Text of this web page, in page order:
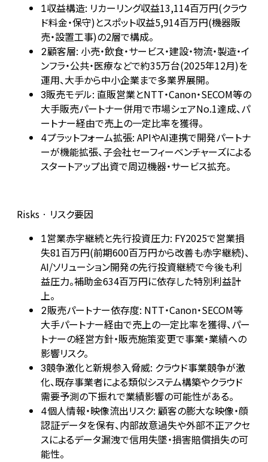
1収益構造: リカーリング収益13,114百万円(クラウ
ド料金・保守)とスポット収益5,914百万円(機器販
売・設置工事)の2層で構成。
2顧客層: 小売・飲食・サービス・建設・物流・製造・イ
ンフラ・公共・医療などで約35万台(2025年12月)を
運用、大手から中小企業まで多業界展開。
3販売モデル: 直販営業とNTT・Canon・SECOM等の
大手販売パートナー併用で市場シェアNo.1達成、パ
ートナー経由で売上の一定比率を獲得。
4プラットフォーム拡張: APIやAI連携で開発パートナ
ーが機能拡張、子会社セーフィーベンチャーズによる
スタートアップ出資で周辺機器・サービス拡充。
Risks · リスク要因
1営業赤字継続と先行投資圧力: FY2025で営業損
失81百万円(前期600百万円から改善も赤字継続)、
AI/ソリューション開発の先行投資継続で今後も利
益圧力。補助金634百万円に依存した特別利益計
上。
2販売パートナー依存度: NTT・Canon・SECOM等
大手パートナー経由で売上の一定比率を獲得、パー
トナーの経営方針・販売施策変更で事業・業績への
影響リスク。
3競争激化と新規参入脅威: クラウド事業競争が激
化、既存事業者による類似システム構築やクラウド
需要予測の下振れで業績影響の可能性がある。
4個人情報・映像流出リスク: 顧客の膨大な映像・顔
認証データを保有、内部故意過失や外部不正アクセ
スによるデータ漏洩で信用失墜・損害賠償損失の可
能性。